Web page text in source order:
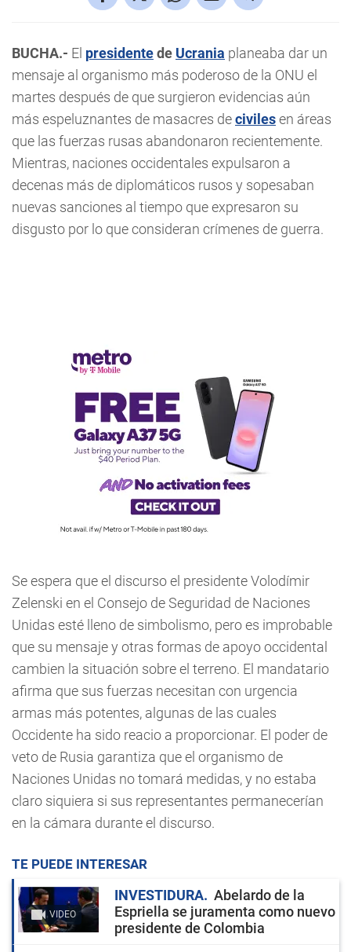
BUCHA.- El presidentede Ucrania planeaba dar un
mensaje al organismo más poderoso de la ONU el
martes después de que surgieron evidencias aún
más espeluznantes de masacres decivilesen áreas
que las fuerzas rusas abandonaron recientemente.
Mientras, naciones occidentales expulsaron a
decenas más de diplomáticos rusos y sopesaban
nuevas sanciones al tiempo que expresaron su
disgusto por lo que consideran crímenes de guerra.
Se espera que el discurso el presidente Volodímir
Zelenski en el Consejo de Seguridad de Naciones
Unidas esté lleno de simbolismo, pero es improbable
que su mensaje y otras formas de apoyo occidental
cambien la situación sobre el terreno. El mandatario
afirma que sus fuerzas necesitan con urgencia
armas más potentes, algunas de las cuales
Occidente ha sido reacio a proporcionar. El poder de
veto de Rusia garantiza que el organismo de
Naciones Unidas no tomará medidas, y no estaba
claro siquiera si sus representantes permanecerían
en la cámara durante el discurso.
TE PUEDE INTERESAR
VIDEO
INVESTIDURA
Abelardo de la
Espriella se juramenta como nuevo
presidente de Colombia